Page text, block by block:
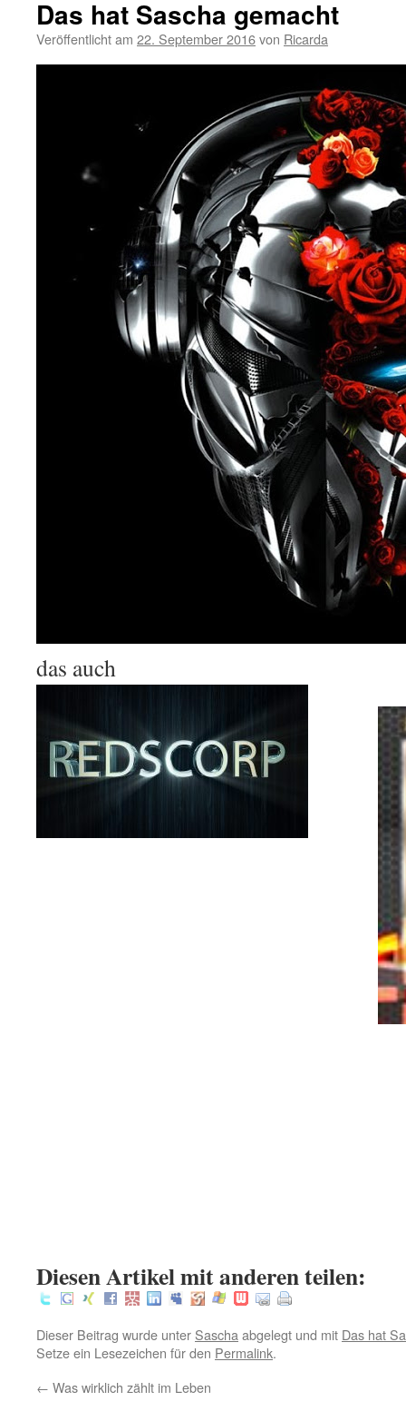
Das hat Sascha gemacht
Veröffentlicht am 22. September 2016von Ricarda
das auch
Diesen Artikel mit anderen teilen:
Dieser Beitrag wurde unter Sascha abgelegt und mit Das hat
Setze ein Lesezeichen für den Permalink.
← Was wirklich zählt im Leben